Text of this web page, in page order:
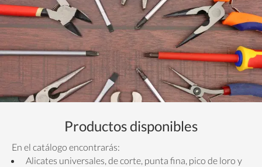
Productos disponibles
En el catálogo encontrarás:
Alicates universales, de corte, punta fina, pico de loro y